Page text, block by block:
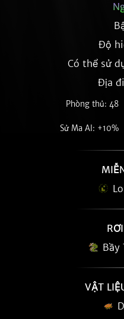
Độ
Có thể sử
Địa
Phòng thủ: 48
Sử Ma AI: +10%
Bầy
VẬT